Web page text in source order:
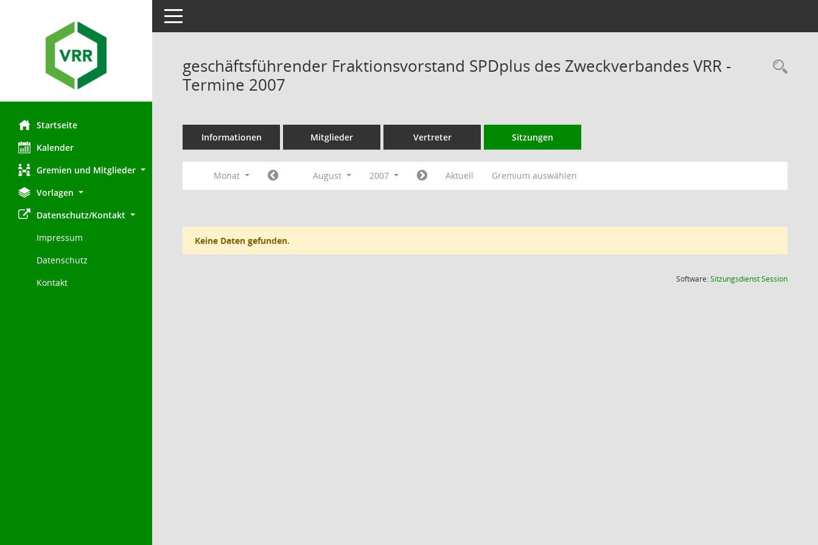
Startseite
Kalender
Gremien und Mitglieder
Vorlagen
Datenschutz/Kontakt
Impressum
Datenschutz
Kontakt
Toggle navigation
geschäftsführender Fraktionsvorstand SPDplus des Zweckverbandes VRR -
Termine 2007
Informationen Mitglieder Vertreter Sitzungen
Monat August 2007 Aktuell Gremium auswählen
Keine Daten gefunden.
Software:SitzungsdienstSession(Wird in